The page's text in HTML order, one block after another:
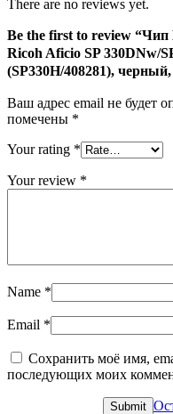
408281
для
Ricoh
Aficio
SP
(SP330H/408281),
черный,
7000
страниц
There are no reviews yet.
Be the first to review
Ricoh Aficio SP 330DNw/
(SP330H/408281),
Ваш адрес email не будет
помечены *
Your rating *
Your review *
Name *
Email *
Сохранить моё имя,
последующих моих